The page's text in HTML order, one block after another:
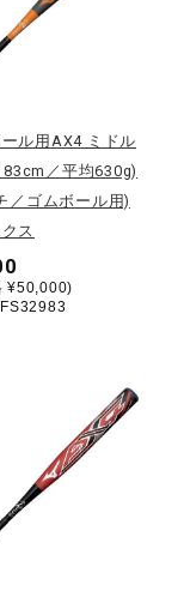
ル用AX4 ミドル
83cm／平均630g)
／ゴムボール用)
ス
¥50,000)